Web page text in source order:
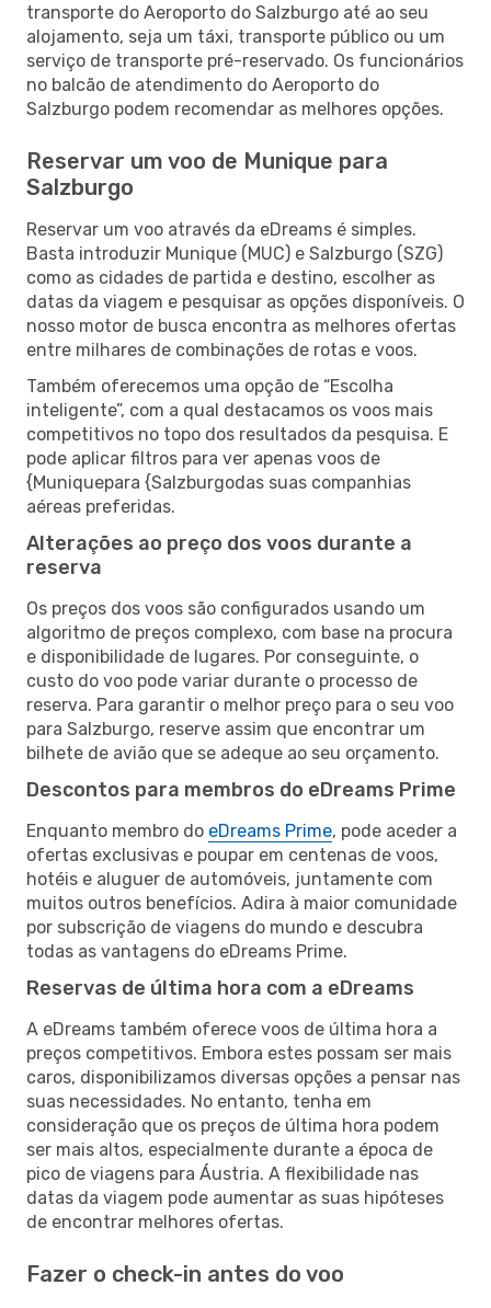
transporte do Aeroporto do Salzburgo até ao seu
alojamento, seja um táxi, transporte público ou um
serviço de transporte pré-reservado. Os funcionários
no balcão de atendimento do Aeroporto do
Salzburgo podem recomendar as melhores opções.
Reservar um voo de Munique para
Salzburgo
Reservar um voo através da eDreams é simples.
Basta introduzir Munique (MUC) e Salzburgo (SZG)
como as cidades de partida e destino, escolher as
datas da viagem e pesquisar as opções disponíveis. O
nosso motor de busca encontra as melhores ofertas
entre milhares de combinações de rotas e voos.
Também oferecemos uma opção de “Escolha
inteligente”, com a qual destacamos os voos mais
competitivos no topo dos resultados da pesquisa. E
pode aplicar filtros para ver apenas voos de
{Muniquepara {Salzburgodas suas companhias
aéreas preferidas.
Alterações ao preço dos voos durante a
reserva
Os preços dos voos são configurados usando um
algoritmo de preços complexo, com base na procura
e disponibilidade de lugares. Por conseguinte, o
custo do voo pode variar durante o processo de
reserva. Para garantir o melhor preço para o seu voo
para Salzburgo, reserve assim que encontrar um
bilhete de avião que se adeque ao seu orçamento.
Descontos para membros do eDreams Prime
Enquanto membro do eDreams Prime, pode aceder a
ofertas exclusivas e poupar em centenas de voos,
hotéis e aluguer de automóveis, juntamente com
muitos outros benefícios. Adira à maior comunidade
por subscrição de viagens do mundo e descubra
todas as vantagens do eDreams Prime.
Reservas de última hora com a eDreams
A eDreams também oferece voos de última hora a
preços competitivos. Embora estes possam ser mais
caros, disponibilizamos diversas opções a pensar nas
suas necessidades. No entanto, tenha em
consideração que os preços de última hora podem
ser mais altos, especialmente durante a época de
pico de viagens para Áustria. A flexibilidade nas
datas da viagem pode aumentar as suas hipóteses
de encontrar melhores ofertas.
Fazer o check-in antes do voo